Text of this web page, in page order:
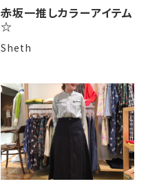
赤坂一推しカラーアイテム
☆
Sheth